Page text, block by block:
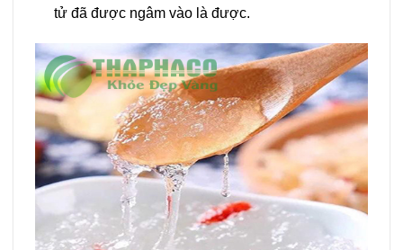
tử đã được ngâm vào là được.